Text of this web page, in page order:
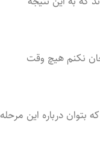
نکنم هیچ وقت
بتوان درباره این مرحله